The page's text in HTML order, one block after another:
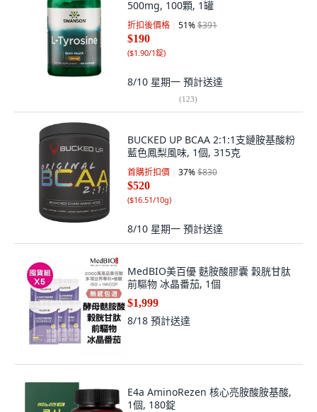
500mg, 100顆, 1罐
折扣後價格 51%$391
$190
($1.90/1錠)
8/10 星期一 預計送達
(123)
BUCKED UP BCAA 2:1:1支鏈胺基酸粉
藍色鳳梨風味, 1個, 315克
首購折扣價 37%$830
$520
($16.51/10g)
8/10 星期一 預計送達
MedBIO美百優 麩胺酸膠囊 穀胱甘肽
前驅物 冰晶番茄, 1個
$1,999
8/18 預計送達
E4a AminoRezen 核心亮胺酸胺基酸,
1個, 180錠